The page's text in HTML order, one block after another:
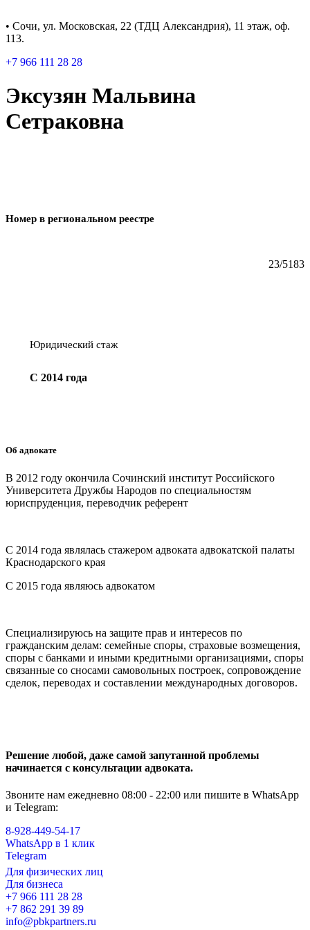
• Сочи, ул. Московская, 22 (ТДЦ Александрия), 11 этаж, оф.
113.
+7 966 111 28 28
Эксузян Мальвина
Сетраковна
Номер в региональном реестре
23/5183
Юридический стаж
С 2014 года
Об адвокате
В 2012 году окончила Сочинский институт Российского
Университета Дружбы Народов по специальностям
юриспруденция, переводчик референт
С 2014 года являлась стажером адвоката адвокатской палаты
Краснодарского края
С 2015 года являюсь адвокатом
Специализируюсь на защите прав и интересов по
гражданским делам: семейные споры, страховые возмещения,
споры с банками и иными кредитными организациями, споры
связанные со сносами самовольных построек, сопровождение
сделок, переводах и составлении международных договоров.
Решение любой, даже самой запутанной проблемы
начинается с консультации адвоката.
Звоните нам ежедневно 08:00 - 22:00 или пишите в WhatsApp
и Telegram:
8-928-449-54-17
WhatsApp в 1 клик
Telegram
Для физических лиц
Для бизнеса
+7 966 111 28 28
+7 862 291 39 89
info@pbkpartners.ru